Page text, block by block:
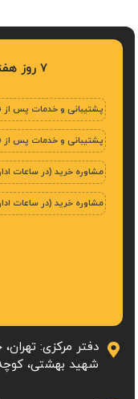
7 روز هفته پاسخگوی شما هستیم
پشتیبانی و خدمات پس
پشتیبانی و خدمات پس
مشاوره خرید (در ساعات
مشاوره خرید (در ساعات
دفتر مرکزی:
شهید بهشتی، کوچه شهدا،